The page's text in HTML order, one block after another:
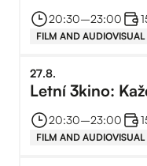
20:30–⁠23:00
FILM AND AUDIOVISUAL
27.8.
Letní 3kino:
20:30–⁠23:00
FILM AND AUDIOVISUAL